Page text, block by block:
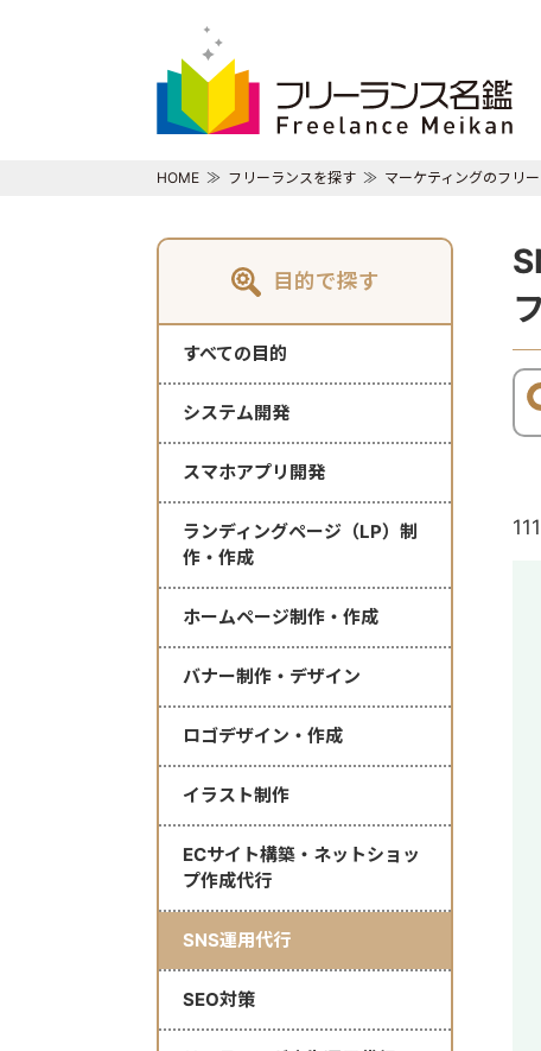
HOME フリーランスを探す マーケティングのフリ
目的で探す
すべての目的
システム開発
スマホアプリ開発
ランディングページ（LP）制
作・作成
ホームページ制作・作成
バナー制作・デザイン
ロゴデザイン・作成
イラスト制作
ECサイト構築・ネットショッ
プ作成代行
SNS運用代行
SEO対策